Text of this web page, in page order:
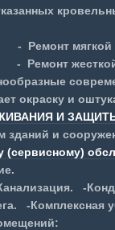
-
жесткой
окраску и
И
зданий и
(сервисному)
-
-Комплексная